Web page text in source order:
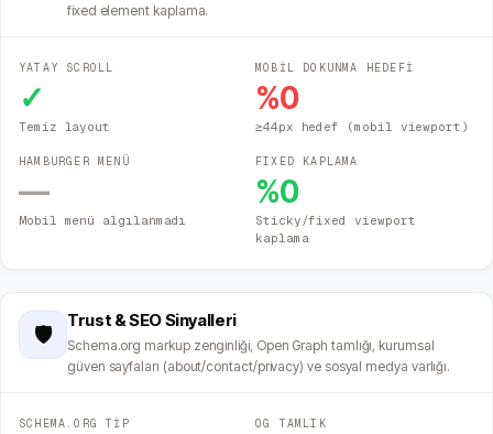
fixed element kaplama.
YATAY SCROLL
✓
Temiz layout
MOBİL DOKUNMA HEDEFİ
%0
≥44px hedef (mobil viewport)
HAMBURGER MENÜ
—
Mobil menü algılanmadı
FIXED KAPLAMA
%0
Sticky/fixed viewport
kaplama
🛡️
Trust & SEO Sinyalleri
Schema.org markup zenginliği, Open Graph tamlığı, kurumsal
güven sayfaları (about/contact/privacy) ve sosyal medya varlığı.
SCHEMA.ORG TİP OG TAMLIK